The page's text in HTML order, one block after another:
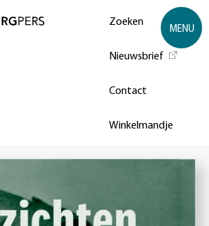
Zoeken
Nieuwsbrief
Contact
Winkelmandje
MENU